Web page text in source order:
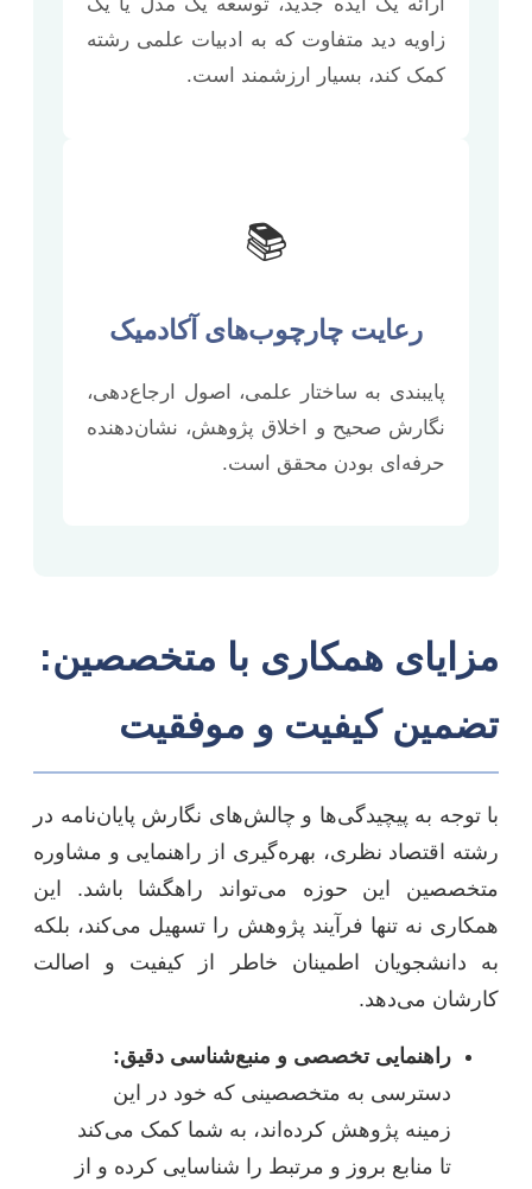
زاویه دید متفاوت که به ادبیات علمی رشته
کمک کند، بسیار ارزشمند است.
📚
رعایت چارچوب‌های آکادمیک
پایبندی به ساختار علمی، اصول ارجاع‌دهی،
نگارش صحیح و اخلاق پژوهش، نشان‌دهنده
حرفه‌ای بودن محقق است.
مزایای همکاری با متخصصین:
تضمین کیفیت و موفقیت
با توجه به پیچیدگی‌ها و چالش‌های نگارش پایان‌نامه در
رشته اقتصاد نظری، بهره‌گیری از راهنمایی و مشاوره
متخصصین این حوزه می‌تواند راهگشا باشد. این
همکاری نه تنها فرآیند پژوهش را تسهیل می‌کند، بلکه
به دانشجویان اطمینان خاطر از کیفیت و اصالت
کارشان می‌دهد.
راهنمایی تخصصی و منبع‌شناسی دقیق:
دسترسی به متخصصینی که خود در این
زمینه پژوهش کرده‌اند، به شما کمک می‌کند
تا منابع بروز و مرتبط را شناسایی کرده و از